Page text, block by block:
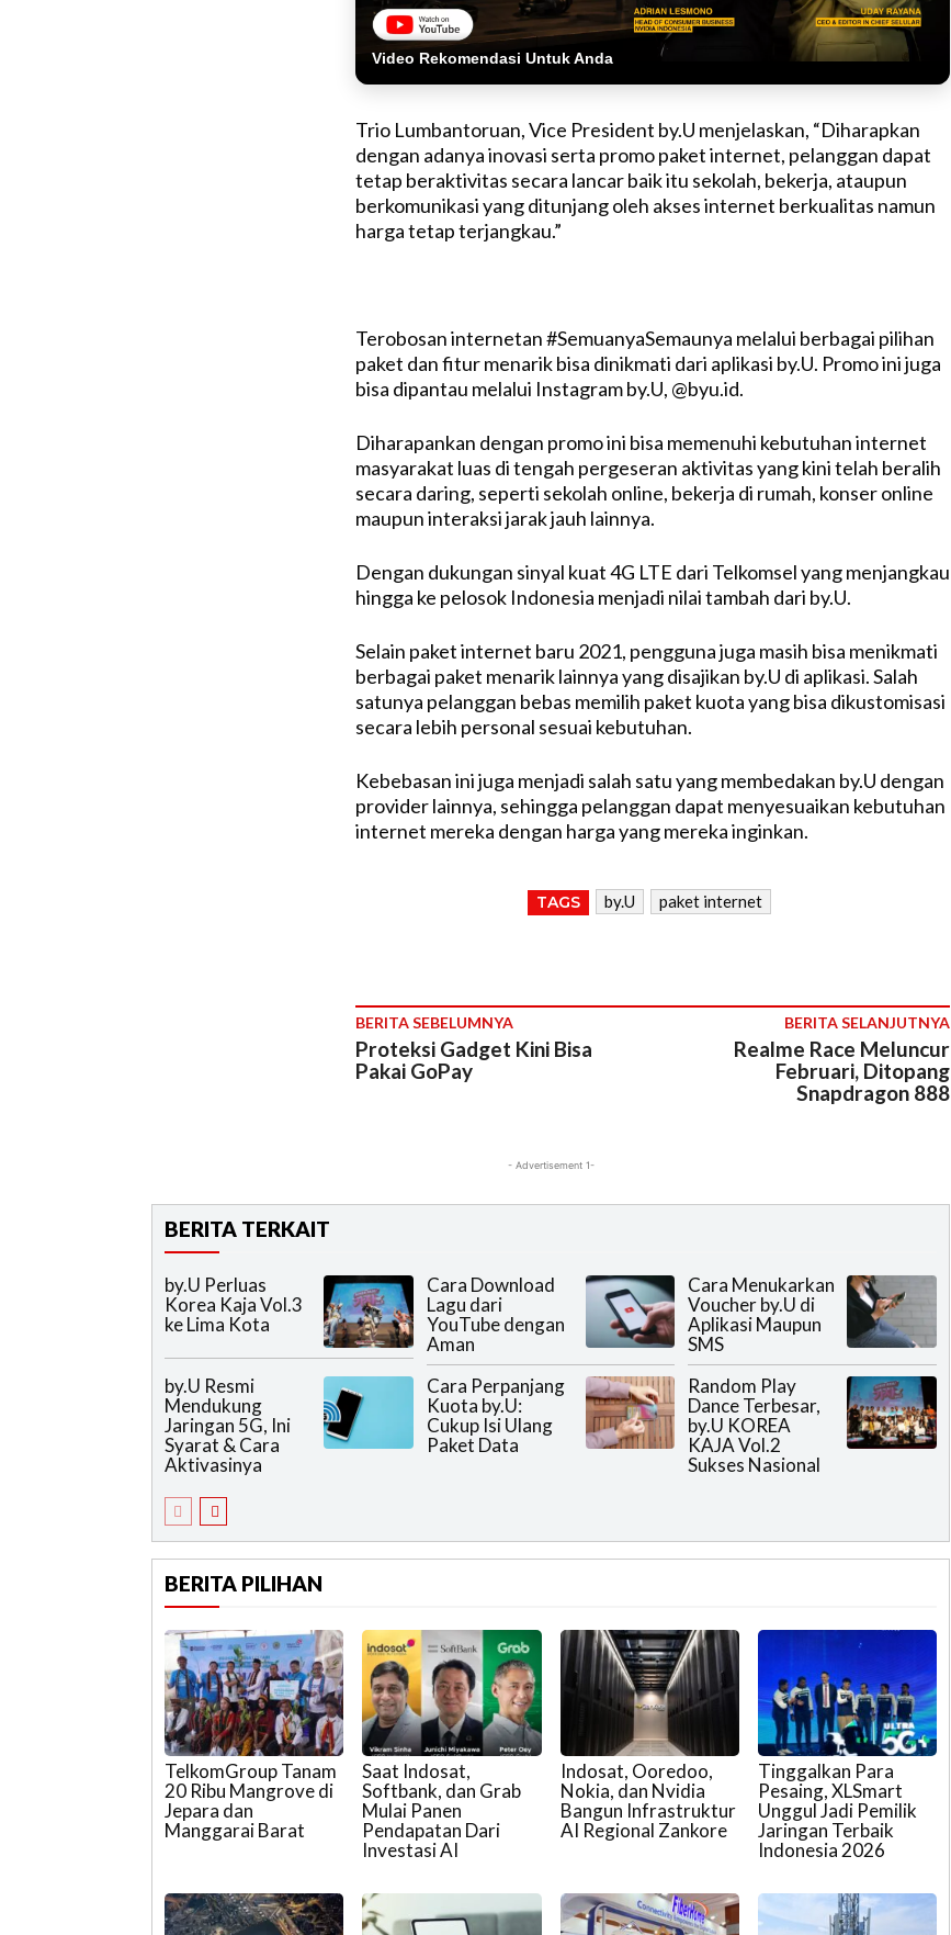
Video Rekomendasi Untuk Anda
Trio Lumbantoruan, Vice President by.U menjelaskan, “Diharapkan
dengan adanya inovasi serta promo paket internet, pelanggan dapat
tetap beraktivitas secara lancar baik itu sekolah, bekerja, ataupun
berkomunikasi yang ditunjang oleh akses internet berkualitas namun
harga tetap terjangkau.”
Terobosan internetan #SemuanyaSemaunya melalui berbagai pilihan
paket dan fitur menarik bisa dinikmati dari aplikasi by.U. Promo ini juga
bisa dipantau melalui Instagram by.U, @byu.id.
Diharapankan dengan promo ini bisa memenuhi kebutuhan internet
masyarakat luas di tengah pergeseran aktivitas yang kini telah beralih
secara daring, seperti sekolah online, bekerja di rumah, konser online
maupun interaksi jarak jauh lainnya.
Dengan dukungan sinyal kuat 4G LTE dari Telkomsel yang menjangkau
hingga ke pelosok Indonesia menjadi nilai tambah dari by.U.
Selain paket internet baru 2021, pengguna juga masih bisa menikmati
berbagai paket menarik lainnya yang disajikan by.U di aplikasi. Salah
satunya pelanggan bebas memilih paket kuota yang bisa dikustomisasi
secara lebih personal sesuai kebutuhan.
Kebebasan ini juga menjadi salah satu yang membedakan by.U dengan
provider lainnya, sehingga pelanggan dapat menyesuaikan kebutuhan
internet mereka dengan harga yang mereka inginkan.
TAGS by.U paket internet
BERITA SEBELUMNYA
Proteksi Gadget Kini Bisa
Pakai GoPay
BERITA SELANJUTNYA
Realme Race Meluncur
Februari, Ditopang
Snapdragon 888
- Advertisement 1-
BERITA TERKAIT
by.U Perluas
Korea Kaja Vol.3
ke Lima Kota
Cara Download
Lagu dari
YouTube dengan
Aman
Cara Menukarkan
Voucher by.U di
Aplikasi Maupun
SMS
by.U Resmi
Mendukung
Jaringan 5G, Ini
Syarat & Cara
Aktivasinya
Cara Perpanjang
Kuota by.U:
Cukup Isi Ulang
Paket Data
Random Play
Dance Terbesar,
by.U KOREA
KAJA Vol.2
Sukses Nasional
BERITA PILIHAN
TelkomGroup Tanam
20 Ribu Mangrove di
Jepara dan
Manggarai Barat
Saat Indosat,
Softbank, dan Grab
Mulai Panen
Pendapatan Dari
Investasi AI
Indosat, Ooredoo,
Nokia, dan Nvidia
Bangun Infrastruktur
AI Regional Zankore
Tinggalkan Para
Pesaing, XLSmart
Unggul Jadi Pemilik
Jaringan Terbaik
Indonesia 2026